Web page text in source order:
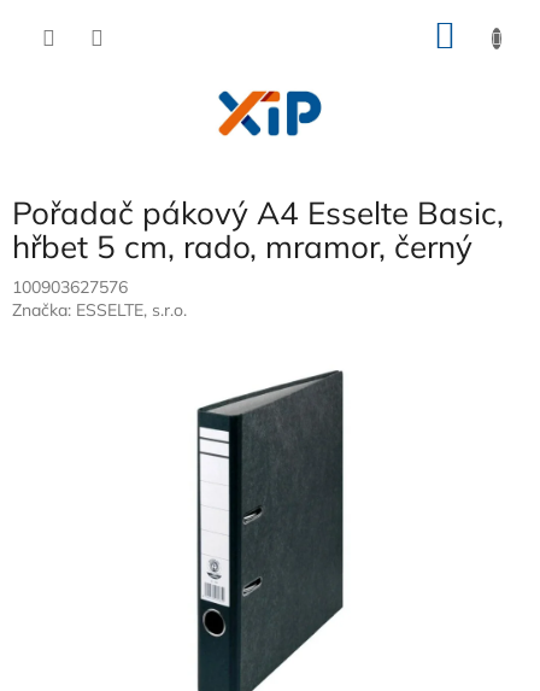
Pořadač pákový A4 Esselte Basic,
hřbet 5 cm, rado, mramor, černý
100903627576
Značka: ESSELTE, s.r.o.